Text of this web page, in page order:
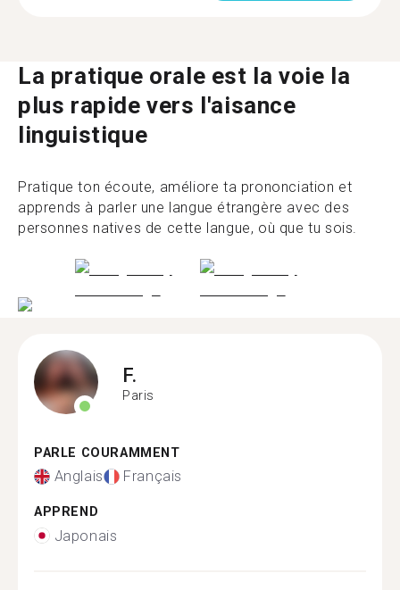
La pratique orale est la voie la
plus rapide vers l'aisance
linguistique
Pratique ton écoute, améliore ta prononciation et
apprends à parler une langue étrangère avec des
personnes natives de cette langue, où que tu sois.
F.
Paris
PARLE COURAMMENT
Anglais Français
APPREND
Japonais